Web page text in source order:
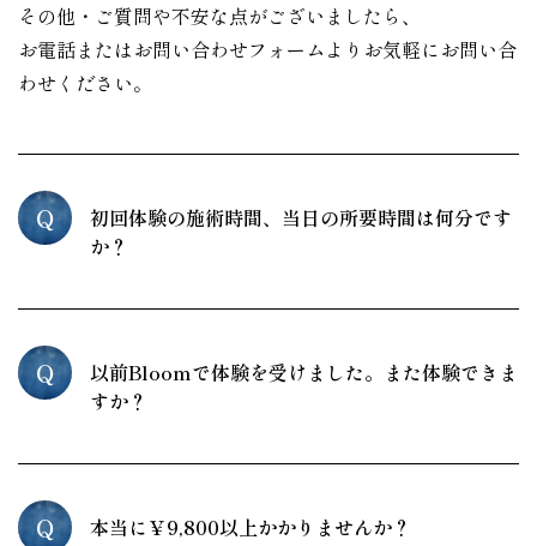
その他・ご質問や不安な点がございましたら、
お電話またはお問い合わせフォームよりお気軽にお問い合
わせください。
Q
初回体験の施術時間、当日の所要時間は何分です
か？
Q
以前Bloomで体験を受けました。また体験できま
すか？
Q 本当に￥9,800以上かかりませんか？